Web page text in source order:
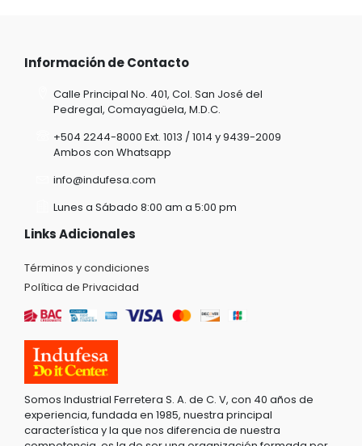
Información de Contacto
Calle Principal No. 401, Col. San José del
Pedregal, Comayagüela, M.D.C.
+504 2244-8000 Ext. 1013 / 1014 y 9439-2009
Ambos con Whatsapp
info@indufesa.com
Lunes a Sábado 8:00 am a 5:00 pm
Links Adicionales
Términos y condiciones
Política de Privacidad
Somos Industrial Ferretera S. A. de C. V, con 40 años de
experiencia, fundada en 1985, nuestra principal
característica y la que nos diferencia de nuestra